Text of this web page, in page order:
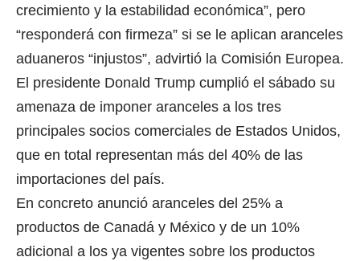
crecimiento y la estabilidad económica”, pero
“responderá con firmeza” si se le aplican aranceles
aduaneros “injustos”, advirtió la Comisión Europea.
El presidente Donald Trump cumplió el sábado su
amenaza de imponer aranceles a los tres
principales socios comerciales de Estados Unidos,
que en total representan más del 40% de las
importaciones del país.
En concreto anunció aranceles del 25% a
productos de Canadá y México y de un 10%
adicional a los ya vigentes sobre los productos